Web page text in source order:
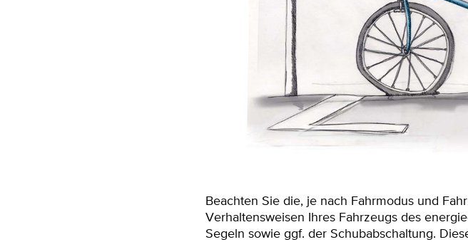
Beachten Sie die, je nach Fahrmodus und
Verhaltensweisen Ihres Fahrzeugs des
Segeln sowie ggf. der Schubabschaltung.